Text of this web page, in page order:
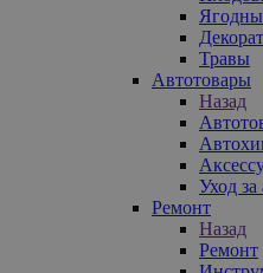
Травы
Автотовары
Назад
Уход
Ремонт
Назад
Ремонт